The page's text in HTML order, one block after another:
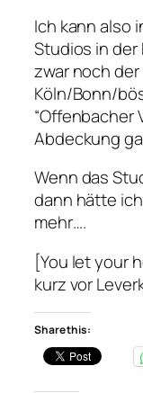
Ich kann also
Studios in der
zwar noch der
Köln/Bonn/
“Offenbacher
Abdeckung
Wenn das
dann hätte
mehr….
[You let your
kurz vor
Share this: